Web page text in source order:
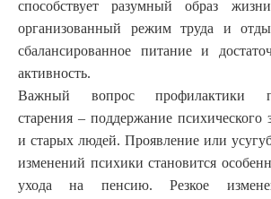
способствует разумный образ
организованный режим труда и
сбалансированное питание и
активность.
Важный вопрос профилактики
старения – поддержание психического
и старых людей. Проявление или
изменений психики становится
ухода на пенсию. Резкое